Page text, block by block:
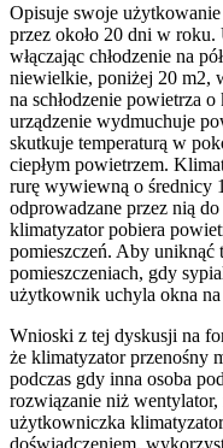
Opisuje swoje
przez około 20 dni w
włączając chłodzenie na
niewielkie, poniżej 20 m2,
na schłodzenie powietrza
urządzenie wydmuchuje
skutkuje temperaturą w
ciepłym powietrzem.
rurę wywiewną o średnicy
odprowadzane przez nią
klimatyzator pobiera
pomieszczeń. Aby
pomieszczeniach, gdy
użytkownik uchyla okna na
Wnioski z tej dyskusji na
że klimatyzator przenośny
podczas gdy inna osoba
rozwiązanie niż wentylator,
użytkowniczka
doświadczeniem,